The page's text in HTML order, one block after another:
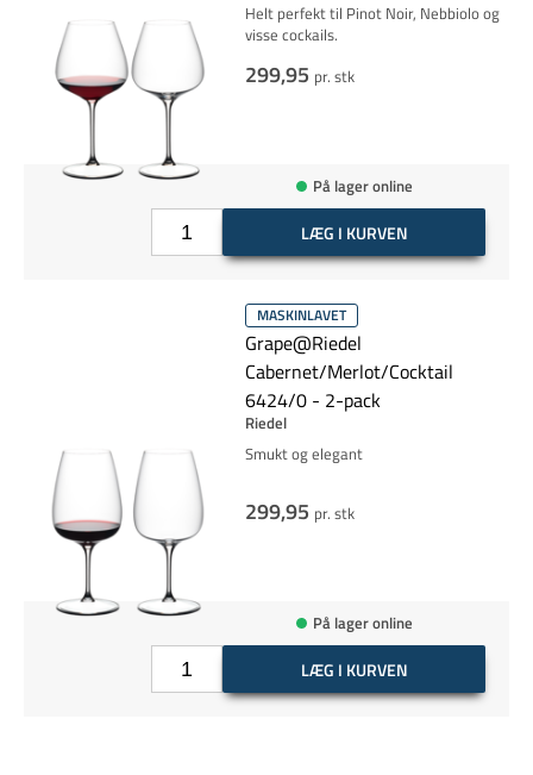
Helt perfekt til Pinot Noir, Nebbiolo og
visse cockails.
299,95 pr. stk
På lager online
LÆG I KURVEN
MASKINLAVET
Grape@Riedel
Cabernet/Merlot/Cocktail
6424/0 - 2-pack
Riedel
Smukt og elegant
299,95 pr. stk
På lager online
LÆG I KURVEN